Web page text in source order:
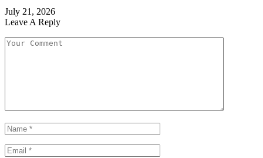
July 21, 2026
Leave A Reply